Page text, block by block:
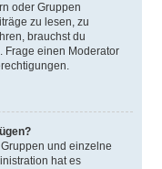
oder Gruppen
zu lesen, zu
brauchst du
Frage einen Moderator
und einzelne
hat es